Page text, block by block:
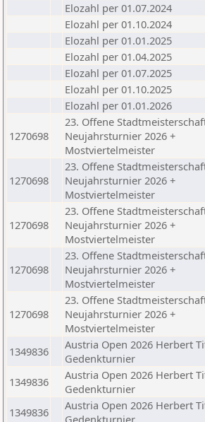
Elozahl per 01.07.2024
Elozahl per 01.10.2024
Elozahl per 01.01.2025
Elozahl per 01.04.2025
Elozahl per 01.07.2025
Elozahl per 01.10.2025
Elozahl per 01.01.2026
1270698
23. Offene
Neujahrsturnier 2026 +
Mostviertelmeister
1270698
23. Offene
Neujahrsturnier 2026 +
Mostviertelmeister
1270698
23. Offene
Neujahrsturnier 2026 +
Mostviertelmeister
1270698
23. Offene
Neujahrsturnier 2026 +
Mostviertelmeister
1270698
23. Offene
Neujahrsturnier 2026 +
Mostviertelmeister
1349836
Austria Open 2026 Herbert
Gedenkturnier
1349836
Austria Open 2026 Herbert
Gedenkturnier
1349836
Austria Open 2026 Herbert
Gedenkturnier